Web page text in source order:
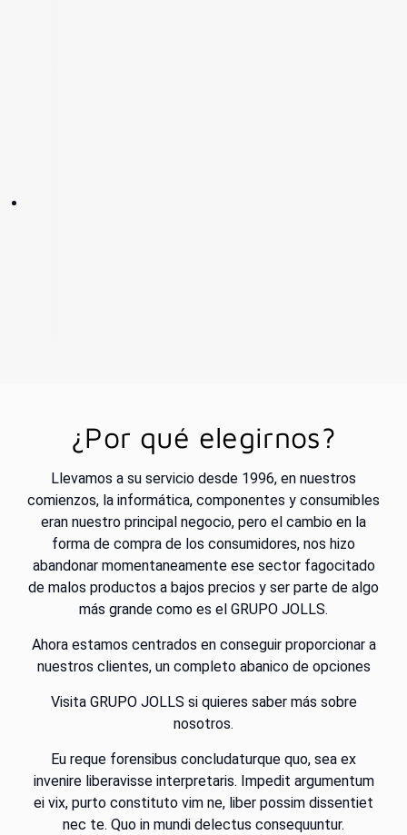
¿Por qué elegirnos?
Llevamos a su servicio desde 1996, en nuestros
comienzos, la informática, componentes y consumibles
eran nuestro principal negocio, pero el cambio en la
forma de compra de los consumidores, nos hizo
abandonar momentaneamente ese sector fagocitado
de malos productos a bajos precios y ser parte de algo
más grande como es el GRUPO JOLLS.
Ahora estamos centrados en conseguir proporcionar a
nuestros clientes, un completo abanico de opciones
Visita GRUPO JOLLS si quieres saber más sobre
nosotros.
Eu reque forensibus concludaturque quo, sea ex
invenire liberavisse interpretaris. Impedit argumentum
ei vix, purto constituto vim ne, liber possim dissentiet
nec te. Quo in mundi delectus consequuntur.